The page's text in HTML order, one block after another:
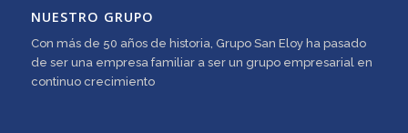
NUESTRO GRUPO
Con más de 50 años de historia, Grupo San Eloy ha pasado
de ser una empresa familiar a ser un grupo empresarial en
continuo crecimiento